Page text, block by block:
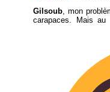
Gilsoub, mon
carapaces. Mais